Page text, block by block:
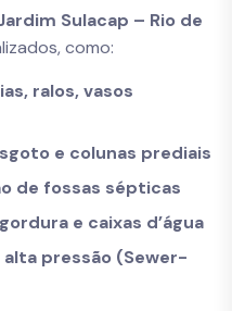
Sulacap – Rio de
como:
ralos, vasos
e colunas prediais
de fossas sépticas
e caixas d’água
pressão (Sewer-